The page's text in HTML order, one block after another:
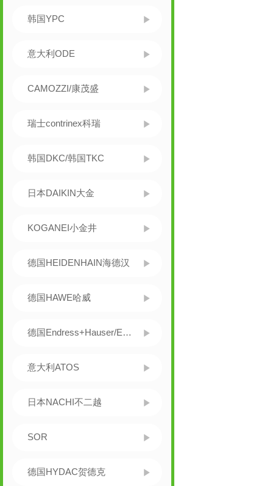
韩国YPC
意大利ODE
CAMOZZI/康茂盛
瑞士contrinex科瑞
韩国DKC/韩国TKC
日本DAIKIN大金
KOGANEI小金井
德国HEIDENHAIN海德汉
德国HAWE哈威
德国Endress+Hauser/E+H
意大利ATOS
日本NACHI不二越
SOR
德国HYDAC贺德克